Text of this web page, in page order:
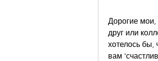
Дорогие мои,
друг или
хотелось бы,
вам